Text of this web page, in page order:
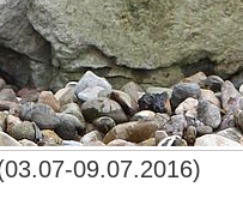
09.07.2016)